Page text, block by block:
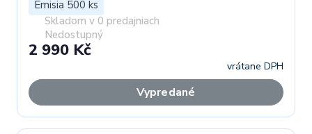
Emisia 500 ks
Skladom v 0 predajniach
Nedostupný
2 990 Kč
vrátane DPH
Vypredané